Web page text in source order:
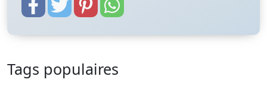
Tags populaires